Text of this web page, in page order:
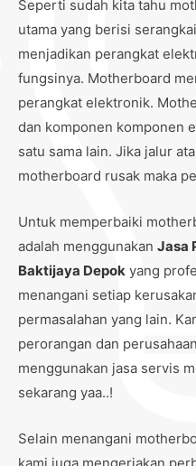
Seperti sudah kita tahu
utama yang berisi
menjadikan perangkat
fungsinya. Motherboard
perangkat elektronik.
dan komponen komponen
satu sama lain. Jika jalur
motherboard rusak maka
Untuk memperbaiki
adalah menggunakan Jasa
Baktijaya Depok yang
menangani setiap
permasalahan yang lain.
perorangan dan
menggunakan jasa servis
sekarang yaa..!
Selain menangani